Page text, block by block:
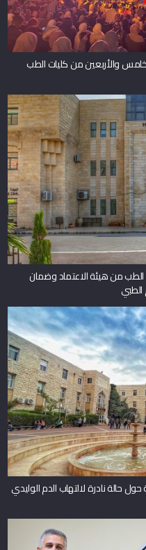
والأربعين من كليات الطب
من هيئة الاعتماد وضمان
الطبي
حالة نادرة لالتهاب الدم الوليدي